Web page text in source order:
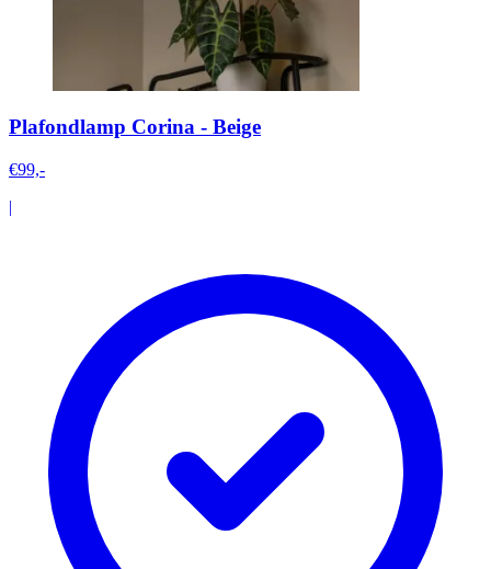
Plafondlamp Corina - Beige
€99,-
|